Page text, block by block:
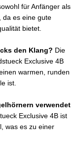
für Anfänger als
da es eine gute
bietet.
den Klang? Die
Exclusive 4B
warmen, runden
ist.
verwendet
Exclusive 4B ist
was es zu einer